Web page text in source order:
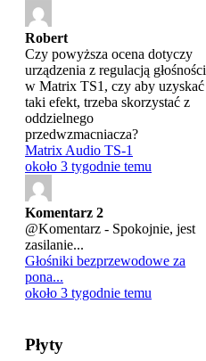
Robert
Czy powyższa ocena dotyczy
urządzenia z regulacją głośności
w Matrix TS1, czy aby uzyskać
taki efekt, trzeba skorzystać z
oddzielnego
przedwzmacniacza?
Matrix Audio TS-1
około 3 tygodnie temu
Komentarz 2
@Komentarz - Spokojnie, jest
zasilanie...
Głośniki bezprzewodowe za
pona...
około 3 tygodnie temu
Płyty